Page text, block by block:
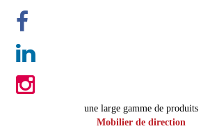
une large gamme de produits
Mobilier de direction